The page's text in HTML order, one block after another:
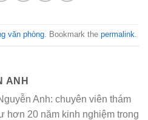
văn phòng. Bookmark the permalink.
ANH
Anh: chuyên viên thám
hơn 20 năm kinh nghiệm trong